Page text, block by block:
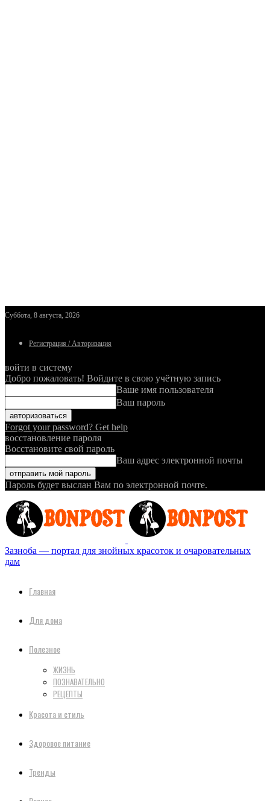
Суббота, 8 августа, 2026
Регистрация / Авторизация
войти в систему
Добро пожаловать! Войдите в свою учётную запись
Ваше имя пользователя
Ваш пароль
Forgot your password? Get help
восстановление пароля
Восстановите свой пароль
Ваш адрес электронной почты
Пароль будет выслан Вам по электронной почте.
Зазноба — портал для знойных красоток и очаровательных
дам
Главная
Для дома
Полезное
ЖИЗНЬ
ПОЗНАВАТЕЛЬНО
РЕЦЕПТЫ
Красота и стиль
Здоровое питание
Тренды